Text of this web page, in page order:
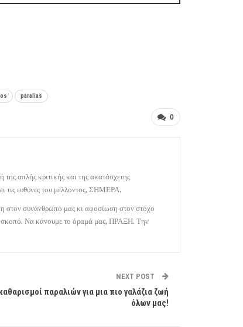
paralias
0
απλής κριτικής και της ακατάσχετης
τις ευθύνες του μέλλοντος, ΣΗΜΕΡΑ.
στον συνάνθρωπό μας κι αφοσίωση στον στόχο
σκοπό. Να κάνουμε το όραμά μας, ΠΡΑΞΗ. Την
NEXT POST
παραλιών για μια πιο γαλάζια ζωή
όλων μας!